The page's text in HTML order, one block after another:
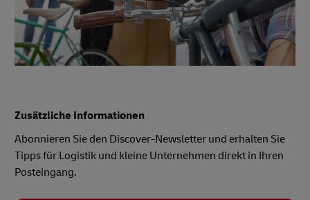
Zusätzliche Informationen
Abonnieren Sie den Discover-Newsletter und erhalten Sie
Tipps für Logistik und kleine Unternehmen direkt in Ihren
Posteingang.